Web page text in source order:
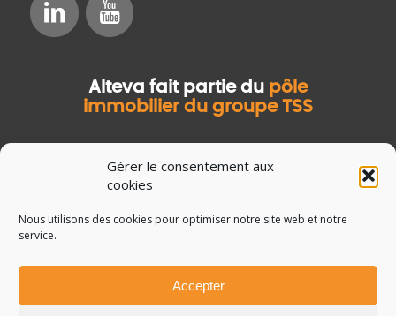
Gérer le consentement aux
cookies
Nous utilisons des cookies pour optimiser notre site web et notre
service.
Accepter
Alteva fait partie du pôle
immobilier du groupe TSS
© Copyright Salvia Développement